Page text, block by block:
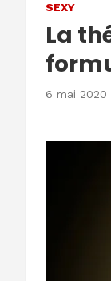
SEXY
La
6 mai 2020